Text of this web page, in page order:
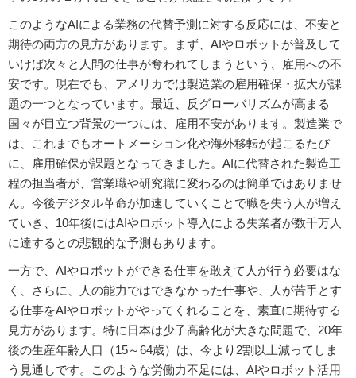
このようなAIによる業務の代替予測に対する反応には、不安と
期待の両方の見方があります。まず、AIやロボットが普及して
いけば次々と人間の仕事が奪われてしまうという、雇用への不
安です。現在でも、アメリカでは製造業の雇用確保・拡大が課
題の一つとなっています。最近、反グローバリズムが高まる
国々が目立つ背景の一つには、雇用不安があります。製造業で
は、これまでもオートメーション化や海外移転が起こるたび
に、雇用確保が課題となってきました。AIに代替された製造工
程の担当者が、営業職や研究職に変わるのは簡単ではありませ
ん。今後デジタル革命が加速していくことで職を失う人が増え
ていき、10年後にはAIやロボット導入による失業者が数千万人
に達するとの悲観的な予測もあります。
一方で、AIやロボットができる仕事を敢えて人が行う必要はな
く、さらに、人の能力ではできなかった仕事や、人が苦手とす
る仕事をAIやロボットがやってくれることを、素直に期待する
見方があります。特に日本は少子高齢化が大きな問題で、20年
後の生産年齢人口（15～64歳）は、今より2割以上減ってしま
う見通しです。このような労働力不足には、AIやロボット活用